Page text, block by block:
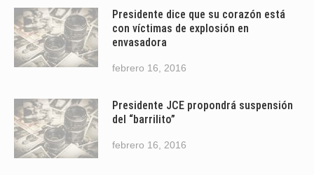
Presidente dice que su corazón está
con víctimas de explosión en
envasadora
febrero 16, 2016
Presidente JCE propondrá suspensión
del “barrilito”
febrero 16, 2016